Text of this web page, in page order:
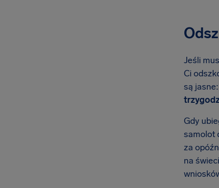
Jeśli
Ci
są
Gdy
samolot
za
na